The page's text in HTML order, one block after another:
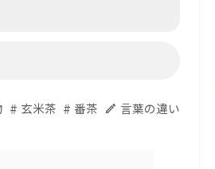
# 玄米茶 # 番茶 edit 言葉の違い